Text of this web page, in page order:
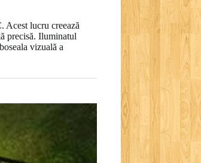
Acest lucru creează
precisă. Iluminatul
vizuală a